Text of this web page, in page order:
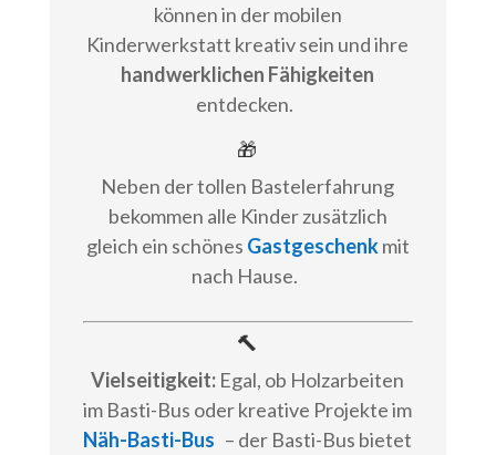
können in der mobilen
Kinderwerkstatt kreativ sein und ihre
handwerklichen Fähigkeiten
entdecken.
🎁
Neben der tollen Bastelerfahrung
bekommen alle Kinder zusätzlich
gleich ein schönes Gastgeschenkmit
nach Hause.
🔨
Vielseitigkeit: Egal, ob Holzarbeiten
im Basti-Bus oder kreative Projekte im
Näh-Basti-Bus – der Basti-Bus bietet